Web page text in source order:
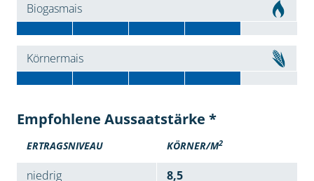
Biogasmais
Körnermais
Empfohlene Aussaatstärke *
ERTRAGSNIVEAU KÖRNER/M2
niedrig
8,5